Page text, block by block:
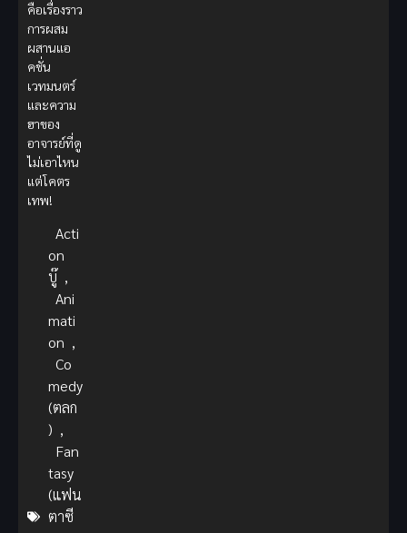
คือเรื่องราว
การผสม
ผสานแอ
คชั่น
เวทมนตร์
และความ
ฮาของ
อาจารย์ที่ดู
ไม่เอาไหน
แต่โคตร
เทพ!
Acti
on
บู๊ ,
Ani
mati
on ,
Co
medy
(ตลก
) ,
Fan
tasy
(แฟน
ตาซี